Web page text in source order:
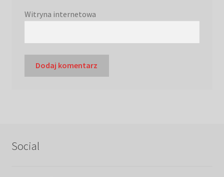
Witryna internetowa
Social